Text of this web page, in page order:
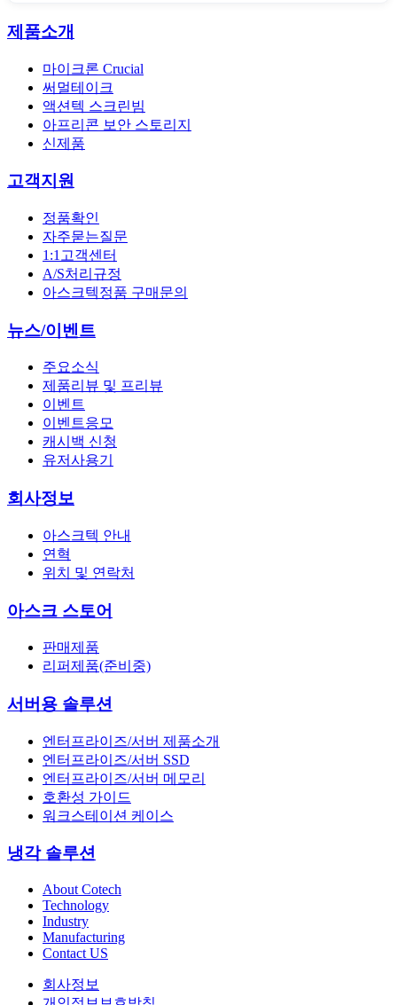
제품소개
마이크론 Crucial
써멀테이크
액션텍 스크린빔
아프리콘 보안 스토리지
신제품
고객지원
정품확인
자주묻는질문
1:1고객센터
A/S처리규정
아스크텍정품 구매문의
뉴스/이벤트
주요소식
제품리뷰 및 프리뷰
이벤트
이벤트응모
캐시백 신청
유저사용기
회사정보
아스크텍 안내
연혁
위치 및 연락처
아스크 스토어
판매제품
리퍼제품(준비중)
서버용 솔루션
엔터프라이즈/서버 제품소개
엔터프라이즈/서버 SSD
엔터프라이즈/서버 메모리
호환성 가이드
워크스테이션 케이스
냉각 솔루션
About Cotech
Technology
Industry
Manufacturing
Contact US
회사정보